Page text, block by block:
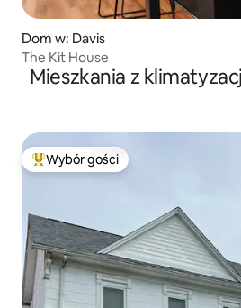
Dom w: Davis
The Kit House
Mieszkania z
Najpopularniejsze z kategorii Wybór
Wybór gości